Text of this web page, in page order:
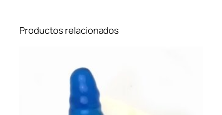
s
Productos relacionados